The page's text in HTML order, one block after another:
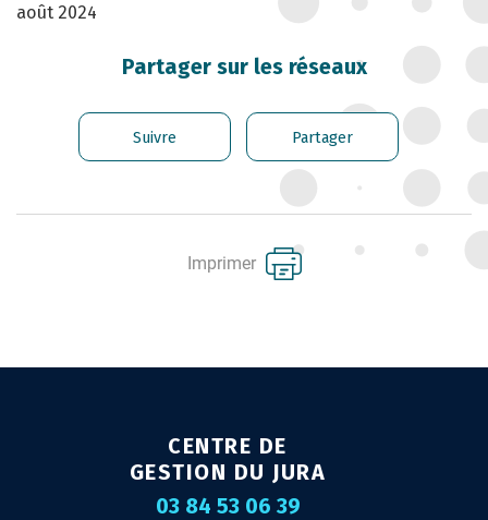
CONTRACTUELS
EMPLOI TERRITORIAL
SANTÉ ET PRÉVENTION DES
MISSION ARCHIVAGE
CONTACT
août 2024
Partager sur les réseaux
Suivre Partager
Imprimer
CENTRE DE
GESTION DU JURA
03 84 53 06 39